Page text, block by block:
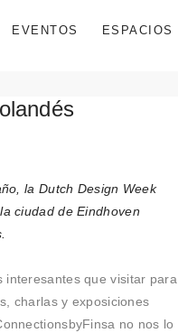
EVENTOS ESPACIOS
la Dutch Design Week
ciudad de Eindhoven
interesantes que visitar para
charlas y exposiciones
no nos lo